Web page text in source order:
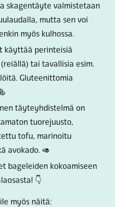
skagentäyte valmistetaan
mutta sen voi
myös kulhossa.
käyttää perinteisiä
tai tavallisia esim.
Gluteenittomia
täyteyhdistelmä on
tuorejuusto,
tofu, marinoitu
avokado. 🥑
bageleiden kokoamiseen
👇
myös näitä: